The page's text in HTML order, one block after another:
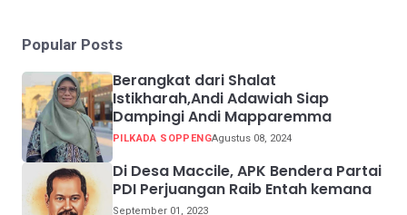
Popular Posts
Berangkat dari Shalat
Istikharah,Andi Adawiah Siap
Dampingi Andi Mapparemma
PILKADA SOPPENGAgustus 08, 2024
Di Desa Maccile, APK Bendera Partai
PDI Perjuangan Raib Entah kemana
September 01, 2023